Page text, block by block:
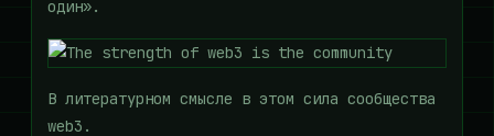
один».
В литературном смысле в этом сила сообщества
web3.